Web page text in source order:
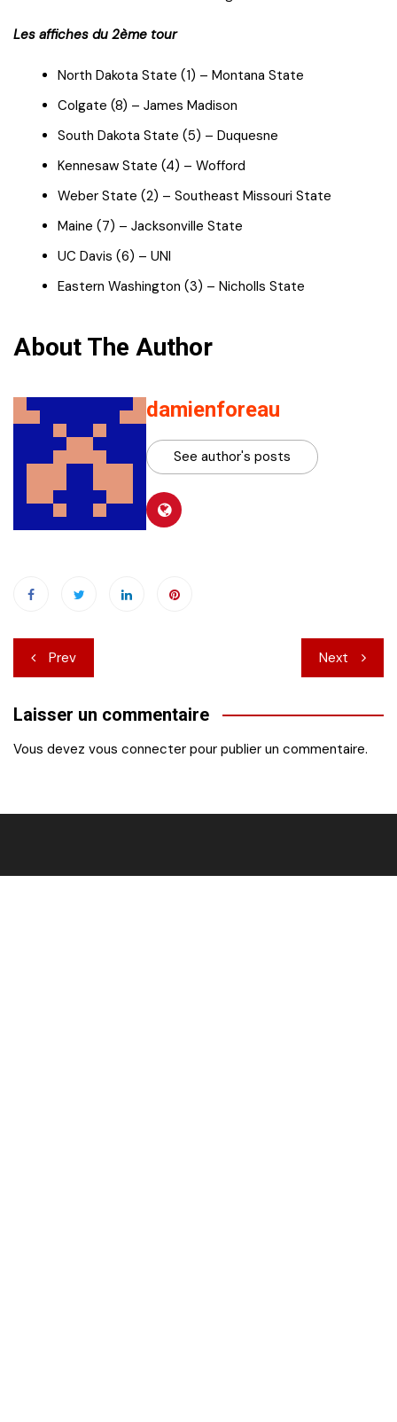
Les affiches du 2ème tour
North Dakota State (1) – Montana State
Colgate (8) – James Madison
South Dakota State (5) – Duquesne
Kennesaw State (4) – Wofford
Weber State (2) – Southeast Missouri State
Maine (7) – Jacksonville State
UC Davis (6) – UNI
Eastern Washington (3) – Nicholls State
About The Author
damienforeau
See author's posts
Navigation
de
l’article
Prev Next
Laisser un commentaire
Vous devez vous connecter pour publier un commentaire.